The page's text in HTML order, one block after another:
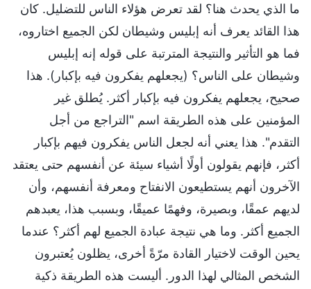
ما الذي يحدث هنا؟ لقد تعرض هؤلاء الناس للتضليل. كان
هذا القائد يعرف أنه إبليس وشيطان لكن الجميع اختاروه،
فما هو التأثير والنتيجة المترتبة على قوله إنه إبليس
وشيطان على الناس؟ (يجعلهم يفكرون فيه بإكبار). هذا
صحيح، يجعلهم يفكرون فيه بإكبار أكثر. يُطلق غير
المؤمنين على هذه الطريقة اسم "التراجع من أجل
التقدم". هذا يعني أنه لجعل الناس يفكرون فيهم بإكبار
أكثر، فإنهم يقولون أولًا أشياء سيئة عن أنفسهم حتى يعتقد
الآخرون أنهم يستطيعون الانفتاح ومعرفة أنفسهم، وأن
لديهم عمقًا، وبصيرة، وفهمًا عميقًا، وبسبب هذا، يعبدهم
الجميع أكثر. وما هي نتيجة عبادة الجميع لهم أكثر؟ عندما
يحين الوقت لاختيار القادة مرّةً أخرى، يظلون يُعتبرون
الشخص المثالي لهذا الدور. أليست هذه الطريقة ذكية